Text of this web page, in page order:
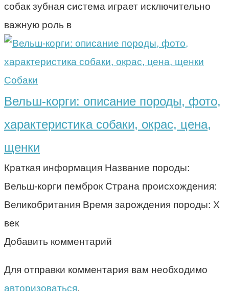
собак зубная система играет исключительно
важную роль в
Собаки
Вельш-корги: описание породы, фото,
характеристика собаки, окрас, цена,
щенки
Краткая информация Название породы:
Вельш-корги пемброк Страна происхождения:
Великобритания Время зарождения породы: X
век
Добавить комментарий
Для отправки комментария вам необходимо
авторизоваться.